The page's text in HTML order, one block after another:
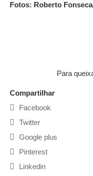
Fotos: Roberto
Para
Compartilhar
Facebook
Twitter
Google plus
Pinterest
Linkedin